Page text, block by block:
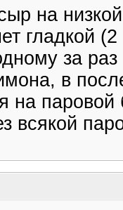
на
гладкой
за
в
на
всякой